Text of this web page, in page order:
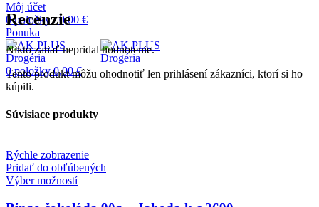
Môj účet
0položky / 0,00 €
Ponuka
0položky 0,00€
Recenzie
Nikto zatiaľ nepridal hodnotenie.
Tento produkt môžu ohodnotiť len prihlásení zákazníci, ktorí si ho
kúpili.
Súvisiace produkty
Rýchle zobrazenie
Pridať do obľúbených
Výber možností